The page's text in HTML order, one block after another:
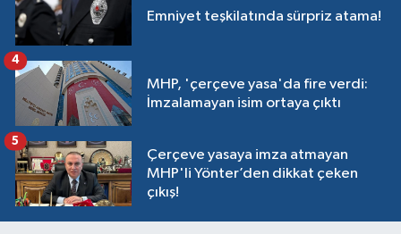
Emniyet teşkilatında sürpriz atama!
MHP, 'çerçeve yasa'da fire verdi:
İmzalamayan isim ortaya çıktı
4
Çerçeve yasaya imza atmayan
MHP'li Yönter’den dikkat çeken
çıkış!
5